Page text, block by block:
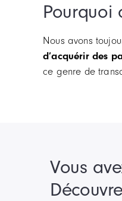
Pourquoi
Nous avons
d’acquérir des
ce genre de
Vous